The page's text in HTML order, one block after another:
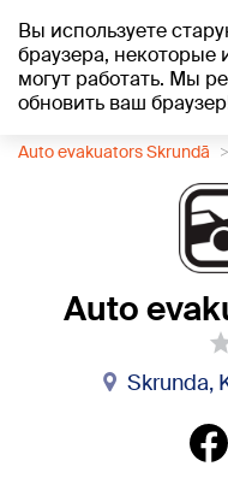
Вы используете
браузера, некоторые
могут работать. Мы
обновить ваш
+20°C
Auto evakuators Skrundā
Auto
Skrunda,